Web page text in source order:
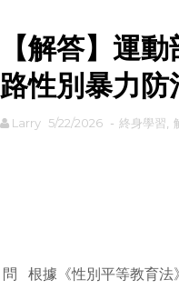
【解答】運
路性別暴力防
Larry 5/22/2026 - 終身學習
問
根據《性別平等教育法